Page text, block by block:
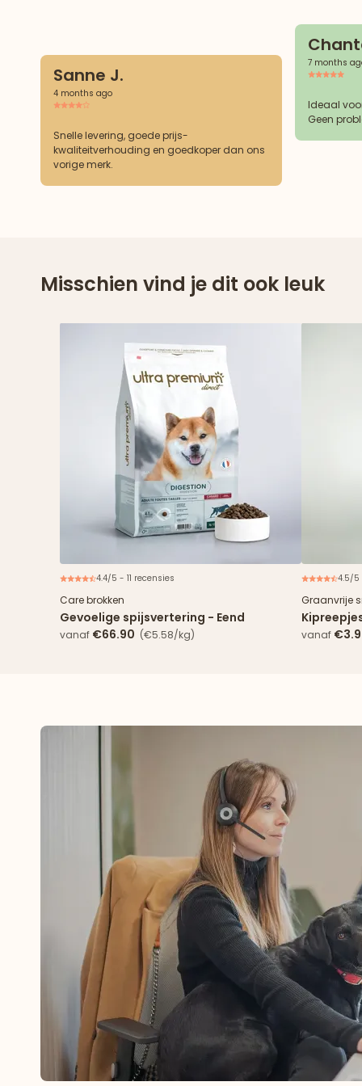
Sanne J.
4 months ago
Snelle levering, goede prijs-
kwaliteitverhouding en goedkoper dan ons
vorige merk.
7 months
Ideaal
Geen
Misschien vind je dit ook leuk
4.4/5 - 11 recensies
Care brokken
Gevoelige spijsvertering - Eend
vanaf €66.90 (€5.58/kg)
4.5/5
Graanvrije
vanaf